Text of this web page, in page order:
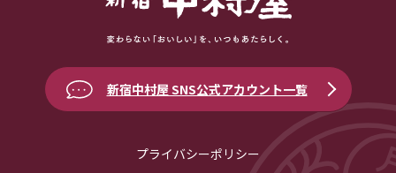
新宿中村屋 SNS公式アカウント一覧
プライバシーポリシー